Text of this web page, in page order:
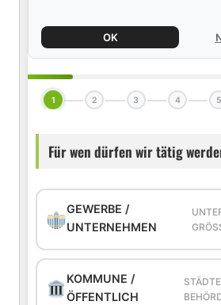
OK
1 2 3 4 5
Für wen dürfen wir tätig
GEWERBE /
UNTERNEHMEN
KOMMUNE /
ÖFFENTLICH